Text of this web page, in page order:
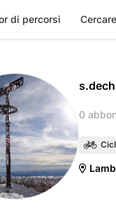
di percorsi
0